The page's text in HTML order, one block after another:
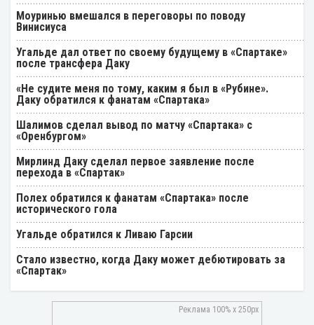
Моуринью вмешался в переговоры по поводу
Винисиуса
Угальде дал ответ по своему будущему в «Спартаке»
после трансфера Даку
«Не судите меня по тому, каким я был в «Рубине».
Даку обратился к фанатам «Спартака»
Шалимов сделал вывод по матчу «Спартака» с
«Оренбургом»
Мирлинд Даку сделал первое заявление после
перехода в «Спартак»
Полех обратился к фанатам «Спартака» после
исторического гола
Угальде обратился к Ливаю Гарсии
Стало известно, когда Даку может дебютировать за
«Спартак»